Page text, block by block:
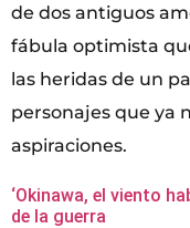
de dos antiguos
fábula optimista
las heridas de un
personajes que ya
aspiraciones.
‘Okinawa, el viento
de la guerra